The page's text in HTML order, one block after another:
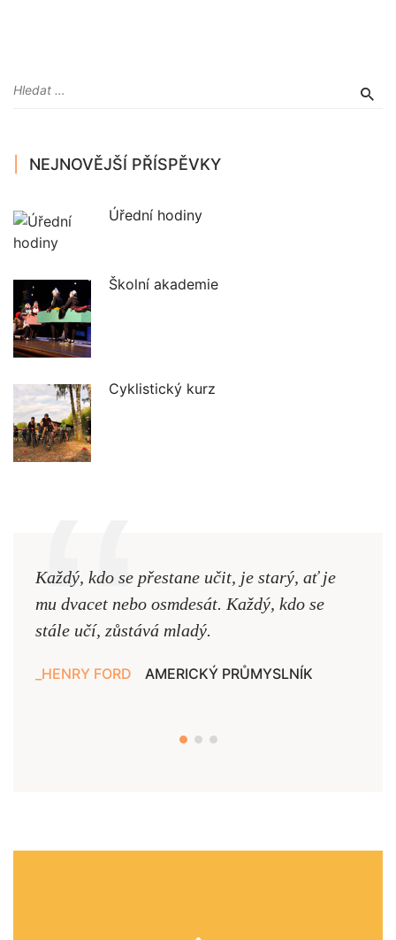
NEJNOVĚJŠÍ PŘÍSPĚVKY
Úřední hodiny
Školní akademie
Cyklistický kurz
Každý, kdo se přestane učit, je starý, ať je
mu dvacet nebo osmdesát. Každý, kdo se
stále učí, zůstává mladý.
HENRY FORD AMERICKÝ PRŮMYSLNÍK